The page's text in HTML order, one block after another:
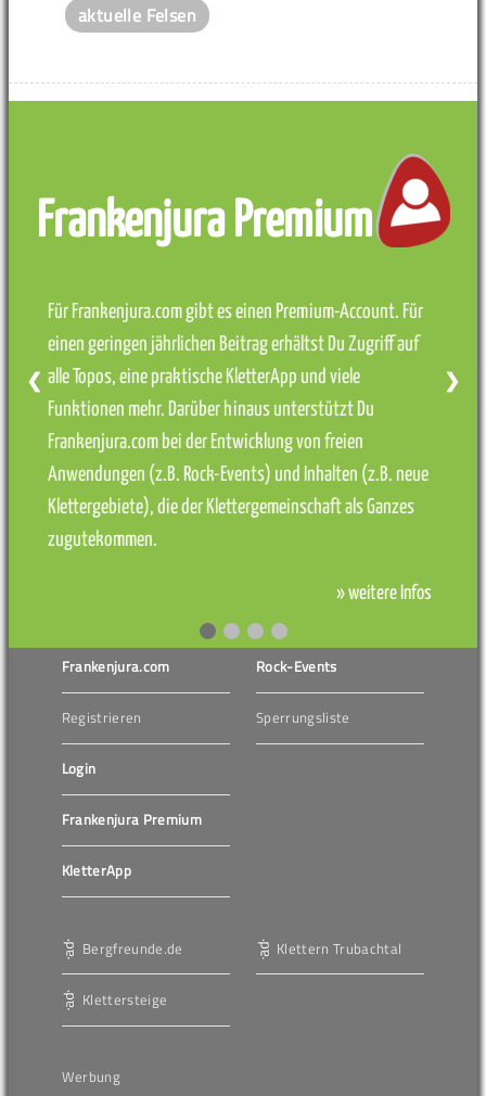
aktuelle Felsen
Frankenjura Premium
Für Frankenjura.com gibt es einen Premium-Account. Für
einen geringen jährlichen Beitrag erhältst Du Zugriff auf
alle Topos, eine praktische KletterApp und viele
Funktionen mehr. Darüber hinaus unterstützt Du
Frankenjura.com bei der Entwicklung von freien
Anwendungen (z.B. Rock-Events) und Inhalten (z.B. neue
Klettergebiete), die der Klettergemeinschaft als Ganzes
zugutekommen.
» weitere Infos
❮ ❯
Frankenjura.com
Registrieren
Login
Frankenjura Premium
KletterApp
Rock-Events
Sperrungsliste
Bergfreunde.de
Klettersteige
Klettern Trubachtal
Werbung